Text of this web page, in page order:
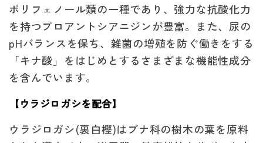
ポリフェノール類の一種であり、強力な抗酸化力
を持つプロアントシアニジンが豊富。また、尿の
pHバランスを保ち、雑菌の増殖を防ぐ働きをする
「キナ酸」をはじめとするさまざまな機能性成分
を含んでいます。
【ウラジロガシを配合】
ウラジロガシ(裏白樫)はブナ科の樹木の葉を原料